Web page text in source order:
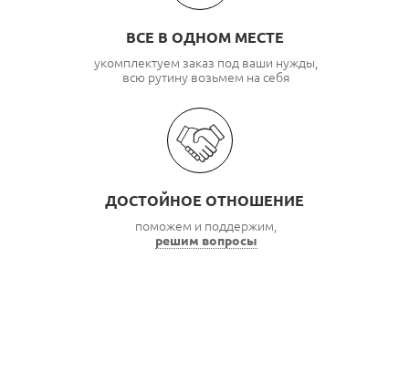
ВСЕ В ОДНОМ МЕСТЕ
укомплектуем заказ под ваши нужды,
всю рутину возьмем на себя
ДОСТОЙНОЕ ОТНОШЕНИЕ
поможем и поддержим,
решим вопросы